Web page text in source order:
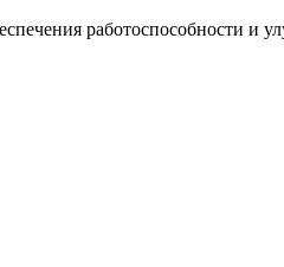
работоспособности и